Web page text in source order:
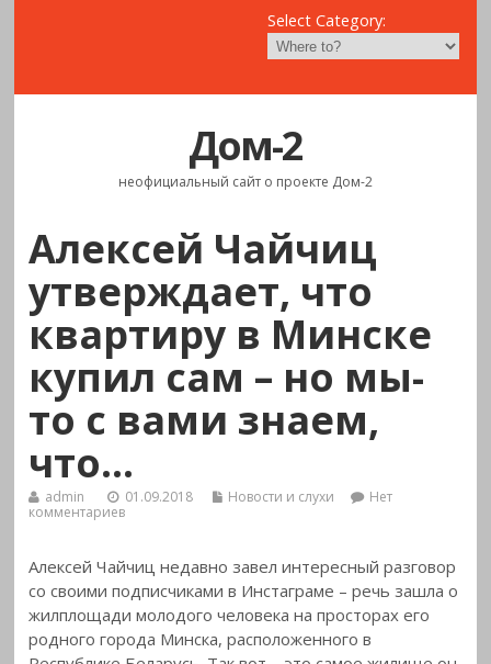
Select Category:
Дом-2
неофициальный сайт о проекте Дом-2
Алексей Чайчиц
утверждает, что
квартиру в Минске
купил сам – но мы-
то с вами знаем,
что…
admin 01.09.2018 Новости и слухи
Нет
комментариев
Алексей Чайчиц недавно завел интересный разговор
со своими подписчиками в Инстаграме – речь зашла о
жилплощади молодого человека на просторах его
родного города Минска, расположенного в